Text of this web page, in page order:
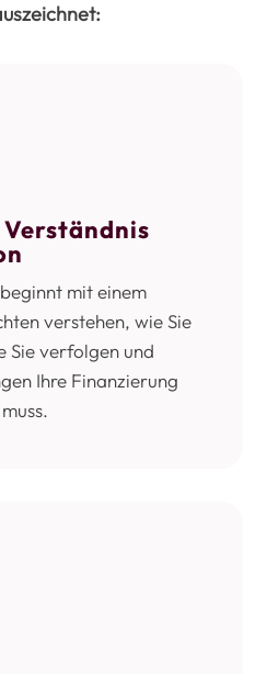
mit einem
verstehen, wie Sie
Sie verfolgen und
Ihre Finanzierung